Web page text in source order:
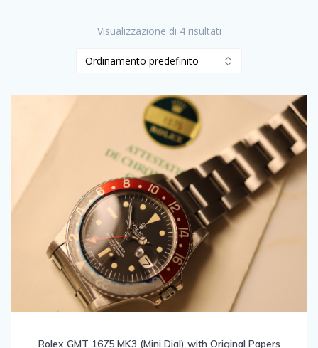
Visualizzazione di 4 risultati
Rolex GMT 1675 MK3 (Mini Dial) with Original Papers